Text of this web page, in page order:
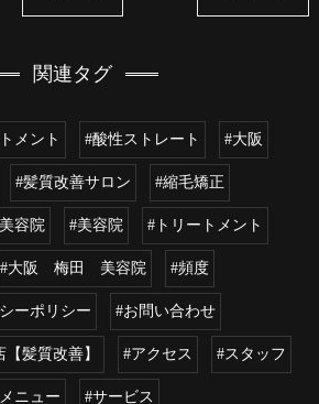
関連タグ
メント #酸性ストレート #大阪
#髪質改善サロン #縮毛矯正
容院 #美容院 #トリートメント
#大阪 梅田 美容院 #頻度
ーポリシー #お問い合わせ
髪質改善】 #アクセス #スタッフ
ニュー #サービス